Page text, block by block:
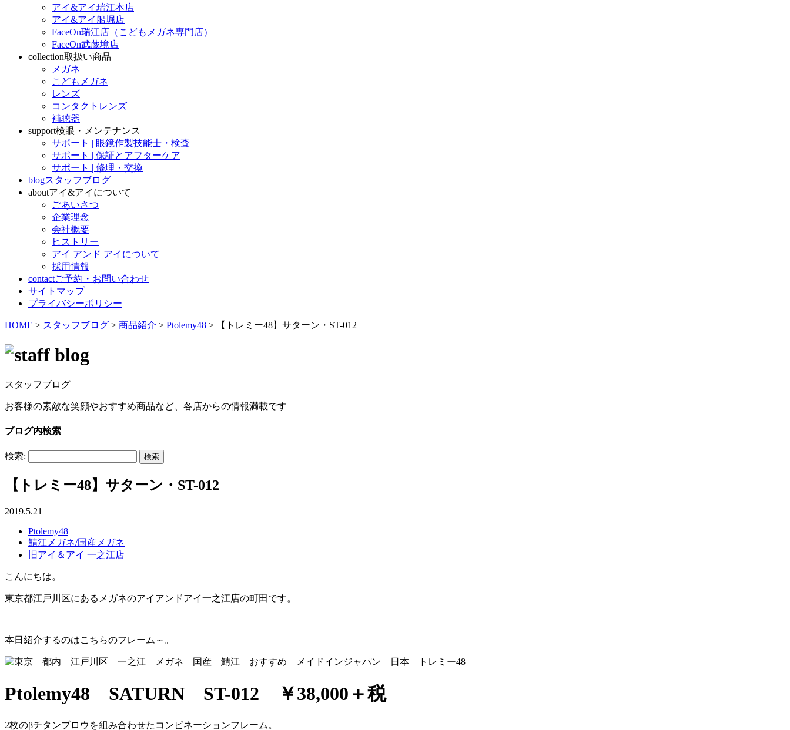
アイ&アイ瑞江本店
アイ&アイ船堀店
FaceOn瑞江店（こどもメガネ専門店）
FaceOn武蔵境店
collection取扱い商品
メガネ
こどもメガネ
レンズ
コンタクトレンズ
補聴器
support検眼・メンテナンス
サポート | 眼鏡作製技能士・検査
サポート | 保証とアフターケア
サポート | 修理・交換
blogスタッフブログ
aboutアイ&アイについて
ごあいさつ
企業理念
会社概要
ヒストリー
アイ アンド アイについて
採用情報
contactご予約・お問い合わせ
サイトマップ
プライバシーポリシー
HOME > スタッフブログ > 商品紹介 > Ptolemy48 > 【トレミー48】サターン・ST-012
スタッフブログ
お客様の素敵な笑顔やおすすめ商品など、各店からの情報満載です
ブログ内検索
検索:
【トレミー48】サターン・ST-012
2019.5.21
Ptolemy48
鯖江メガネ/国産メガネ
旧アイ＆アイ 一之江店
こんにちは。
東京都江戸川区にあるメガネのアイアンドアイ一之江店の町田です。
本日紹介するのはこちらのフレーム～。
Ptolemy48 SATURN ST-012 ￥38,000＋税
2枚のβチタンブロウを組み合わせたコンビネーションフレーム。